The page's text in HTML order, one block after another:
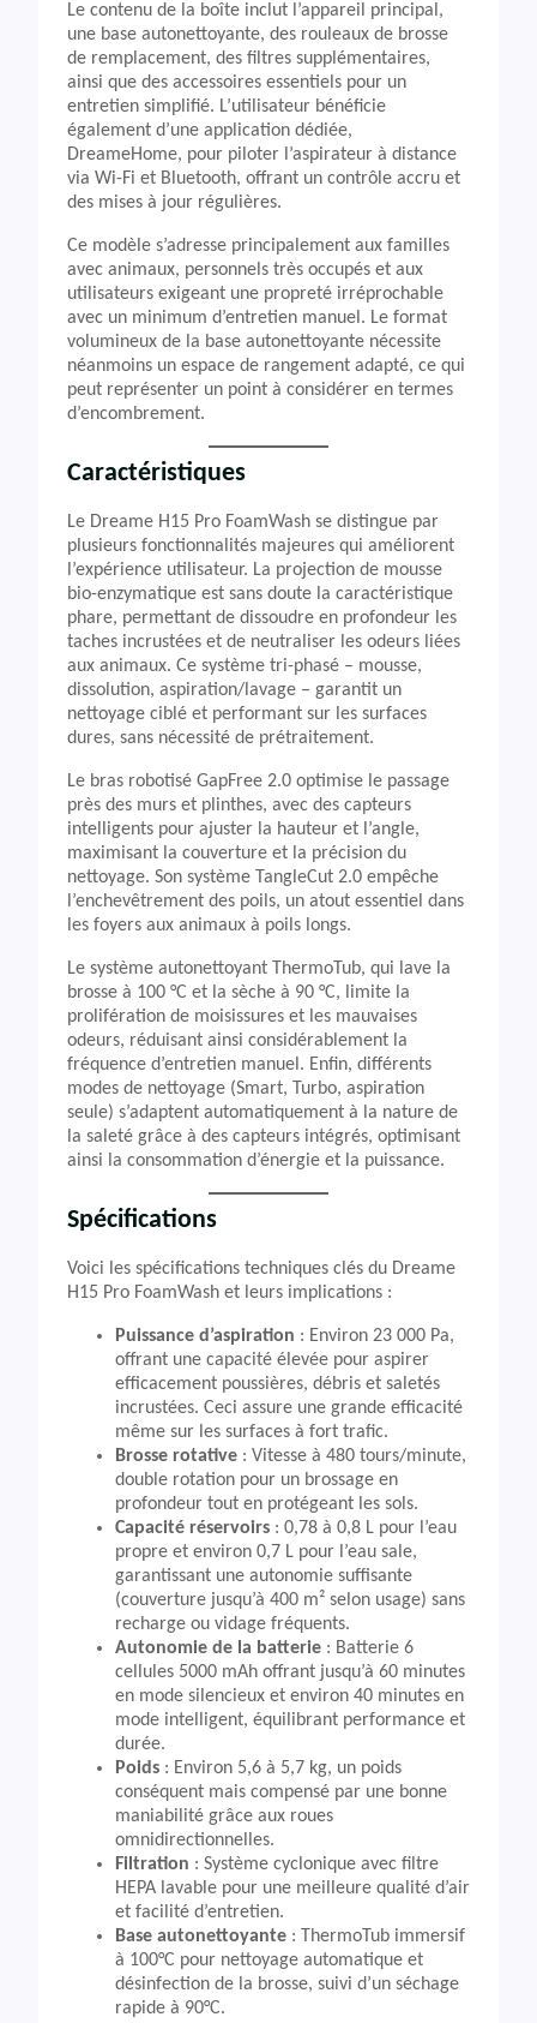
Le contenu de la boîte inclut l’appareil principal,
une base autonettoyante, des rouleaux de brosse
de remplacement, des filtres supplémentaires,
ainsi que des accessoires essentiels pour un
entretien simplifié. L’utilisateur bénéficie
également d’une application dédiée,
DreameHome, pour piloter l’aspirateur à distance
via Wi-Fi et Bluetooth, offrant un contrôle accru et
des mises à jour régulières.
Ce modèle s’adresse principalement aux familles
avec animaux, personnels très occupés et aux
utilisateurs exigeant une propreté irréprochable
avec un minimum d’entretien manuel. Le format
volumineux de la base autonettoyante nécessite
néanmoins un espace de rangement adapté, ce qui
peut représenter un point à considérer en termes
d’encombrement.
Caractéristiques
Le Dreame H15 Pro FoamWash se distingue par
plusieurs fonctionnalités majeures qui améliorent
l’expérience utilisateur. La projection de mousse
bio-enzymatique est sans doute la caractéristique
phare, permettant de dissoudre en profondeur les
taches incrustées et de neutraliser les odeurs liées
aux animaux. Ce système tri-phasé – mousse,
dissolution, aspiration/lavage – garantit un
nettoyage ciblé et performant sur les surfaces
dures, sans nécessité de prétraitement.
Le bras robotisé GapFree 2.0 optimise le passage
près des murs et plinthes, avec des capteurs
intelligents pour ajuster la hauteur et l’angle,
maximisant la couverture et la précision du
nettoyage. Son système TangleCut 2.0 empêche
l’enchevêtrement des poils, un atout essentiel dans
les foyers aux animaux à poils longs.
Le système autonettoyant ThermoTub, qui lave la
brosse à 100 °C et la sèche à 90 °C, limite la
prolifération de moisissures et les mauvaises
odeurs, réduisant ainsi considérablement la
fréquence d’entretien manuel. Enfin, différents
modes de nettoyage (Smart, Turbo, aspiration
seule) s’adaptent automatiquement à la nature de
la saleté grâce à des capteurs intégrés, optimisant
ainsi la consommation d’énergie et la puissance.
Spécifications
Voici les spécifications techniques clés du Dreame
H15 Pro FoamWash et leurs implications :
Puissance d’aspiration : Environ 23 000 Pa,
offrant une capacité élevée pour aspirer
efficacement poussières, débris et saletés
incrustées. Ceci assure une grande efficacité
même sur les surfaces à fort trafic.
Brosse rotative : Vitesse à 480 tours/minute,
double rotation pour un brossage en
profondeur tout en protégeant les sols.
Capacité réservoirs : 0,78 à 0,8 L pour l’eau
propre et environ 0,7 L pour l’eau sale,
garantissant une autonomie suffisante
(couverture jusqu’à 400 m² selon usage) sans
recharge ou vidage fréquents.
Autonomie de la batterie : Batterie 6
cellules 5000 mAh offrant jusqu’à 60 minutes
en mode silencieux et environ 40 minutes en
mode intelligent, équilibrant performance et
durée.
Poids : Environ 5,6 à 5,7 kg, un poids
conséquent mais compensé par une bonne
maniabilité grâce aux roues
omnidirectionnelles.
Filtration : Système cyclonique avec filtre
HEPA lavable pour une meilleure qualité d’air
et facilité d’entretien.
Base autonettoyante : ThermoTub immersif
à 100°C pour nettoyage automatique et
désinfection de la brosse, suivi d’un séchage
rapide à 90°C.